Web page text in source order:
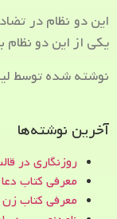
این دو نظام در
یکی از این دو نظام
نوشته شده توسط
آخرین نوشته‌ها
روزنگاری در
معرفی کتاب
معرفی کتاب